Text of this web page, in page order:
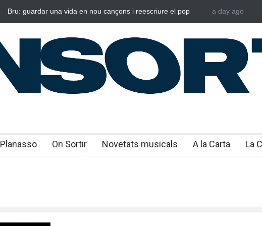
Bru: guardar una vida en nou cançons i reescriure el pop
Laura West
a day ago
Planasso On Sortir Novetats musicals A la Carta La